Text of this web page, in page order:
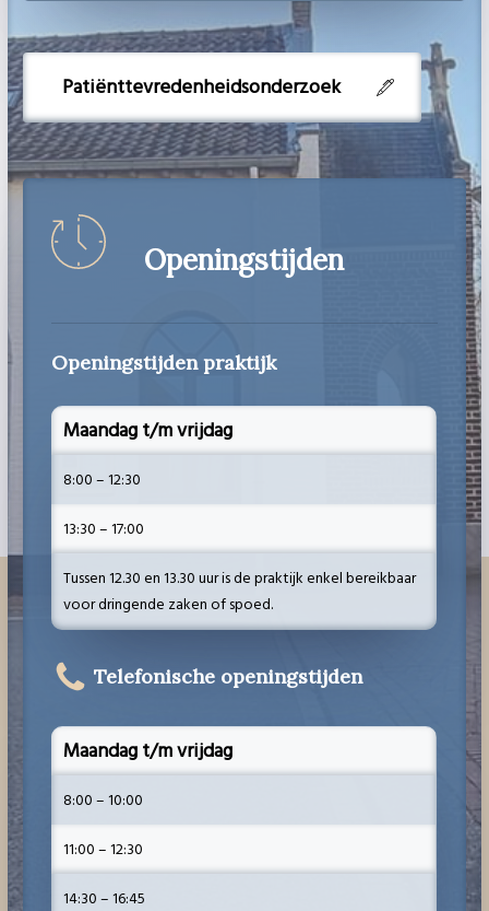
Patiënttevredenheidsonderzoek
Openingstijden
Openingstijden praktijk
Maandag t/m vrijdag
8:00 – 12:30
13:30 – 17:00
Tussen 12.30 en 13.30 uur is de praktijk enkel bereikbaar
voor dringende zaken of spoed.
Telefonische openingstijden
Maandag t/m vrijdag
8:00 – 10:00
11:00 – 12:30
14:30 – 16:45